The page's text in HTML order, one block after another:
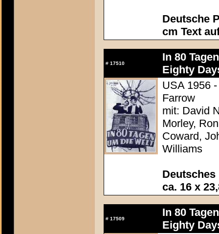
Deutsche
cm Text
# 17510
In 80
Eighty
USA 1956
Farrow
mit: David
Morley,
Coward,
Williams
ca. 16 x
# 17509
In 80
Eighty